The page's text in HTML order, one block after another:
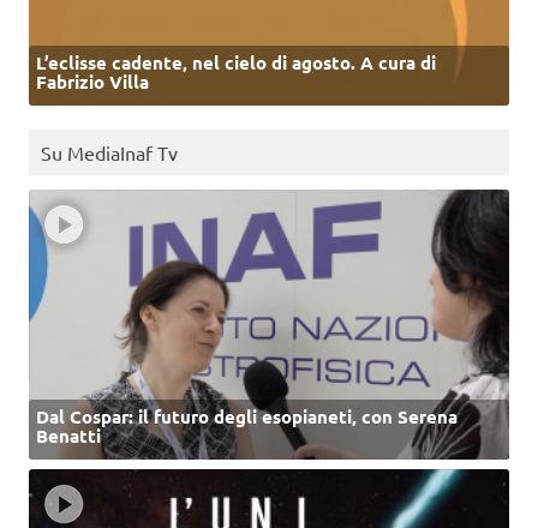
L’eclisse cadente, nel cielo di agosto. A cura di
Fabrizio Villa
Su MediaInaf Tv
Dal Cospar: il futuro degli esopianeti, con Serena
Benatti